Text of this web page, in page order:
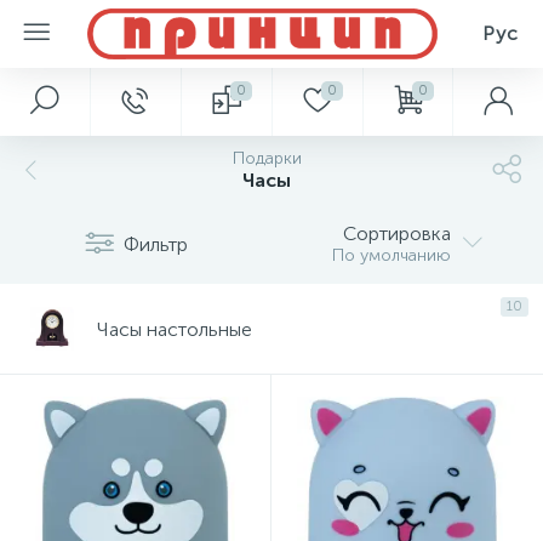
Рус
0 0 0
Подарки
Часы
Фильтр Сортировка
По умолчанию
10
Часы настольные